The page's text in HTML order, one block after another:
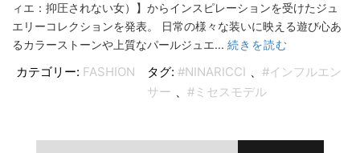
ィエ：抑圧されない女）】からインスピレーションを受けたジュ
エリーコレクションを発表。 日常の様々な装いに映える遊び心あ
るカラーストーンや上質なパールジュエ... 続きを読む
カテゴリー: FASHION タグ: #NINARICCI 、 #インフルエン
サー 、 #ミセスモデル